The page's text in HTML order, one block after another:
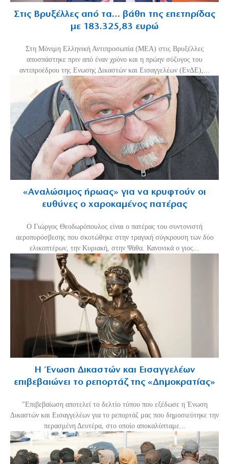
Στις Βρυξέλλες από τα… βάθη της επετηρίδας
με 183.325,83 ευρώ
Στη Μόνιμη Ελληνική Αντιπροσωπία (ΜΕΑ) στις Βρυξέλλες
αποσπάστηκε πριν από έναν χρόνο και η πρώην σύζυγος του
αντιπροέδρου της Ενωσης Δικαστών και Εισαγγελέων (ΕνΔΕ),...
«Aναλώσιμος ήρωας» για να κρυφτούν οι
ευθύνες ο χαροκαμένος πατέρας
Ο Γιώργος Θεοδωρόπουλος είναι ο πατέρας του συντονιστή
αεροπυρόσβεσης που σκοτώθηκε στην τραγική σύγκρουση των δύο
ελικοπτέρων, την Κυριακή, στην Ψάθα. Κανονικά ο γιος...
Η Ένωση Δικαστών και Εισαγγελέων
επιβεβαιώνει το ρεπορτάζ της «Δημοκρατίας»
"Επιβεβαίωση αποτελεί το δελτίο τύπου που εξέδωσε η Ένωση
Δικαστών και Εισαγγελέων για το ρεπορτάζ μας που δημοσιεύτηκε την
περασμένη Δευτέρα, στο οποίο αποκαλύπταμε...